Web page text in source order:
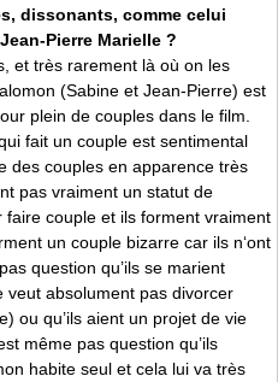
dissonants, comme celui
Pierre Marielle ?
et très rarement là où on les
(Sabine et Jean-Pierre) est
plein de couples dans le film.
fait un couple est sentimental
des couples en apparence très
pas vraiment un statut de
couple et ils forment vraiment
un couple bizarre car ils n‘ont
question qu’ils se marient
veut absolument pas divorcer
ou qu’ils aient un projet de vie
même pas question qu’ils
habite seul et cela lui va très